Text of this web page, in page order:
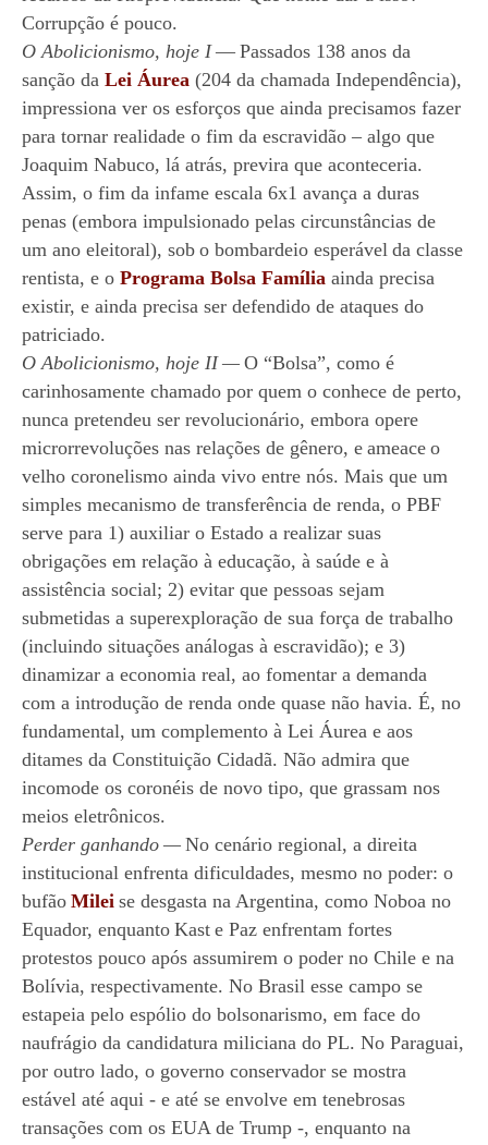
Corrupção é pouco.
O Abolicionismo, hoje I — Passados 138 anos da
sanção daLei Áurea (204 da chamada Independência),
impressiona ver os esforços que ainda precisamos fazer
para tornar realidade o fim da escravidão – algo que
Joaquim Nabuco, lá atrás, previra que aconteceria.
Assim, o fim da infame escala 6x1 avança a duras
penas (embora impulsionado pelas circunstâncias de
um ano eleitoral), sob o bombardeio esperável da classe
rentista, e oPrograma Bolsa Família ainda precisa
existir, e ainda precisa ser defendido de ataques do
patriciado.
O Abolicionismo, hoje II — O “Bolsa”, como é
carinhosamente chamado por quem o conhece de perto,
nunca pretendeu ser revolucionário, embora opere
microrrevoluções nas relações de gênero, e ameace o
velho coronelismo ainda vivo entre nós. Mais que um
simples mecanismo de transferência de renda, o PBF
serve para 1) auxiliar o Estado a realizar suas
obrigações em relação à educação, à saúde e à
assistência social; 2) evitar que pessoas sejam
submetidas a superexploração de sua força de trabalho
(incluindo situações análogas à escravidão); e 3)
dinamizar a economia real, ao fomentar a demanda
com a introdução de renda onde quase não havia. É, no
fundamental, um complemento à Lei Áurea e aos
ditames da Constituição Cidadã. Não admira que
incomode os coronéis de novo tipo, que grassam nos
meios eletrônicos.
Perder ganhando — No cenário regional, a direita
institucional enfrenta dificuldades, mesmo no poder: o
bufão Milei se desgasta na Argentina, como Noboa no
Equador, enquanto Kast e Paz enfrentam fortes
protestos pouco após assumirem o poder no Chile e na
Bolívia, respectivamente. No Brasil esse campo se
estapeia pelo espólio do bolsonarismo, em face do
naufrágio da candidatura miliciana do PL. No Paraguai,
por outro lado, o governo conservador se mostra
estável até aqui - e até se envolve em tenebrosas
transações com os EUA de Trump -, enquanto na